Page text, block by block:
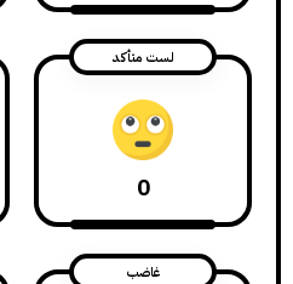
لست متأكد
0
غاضب